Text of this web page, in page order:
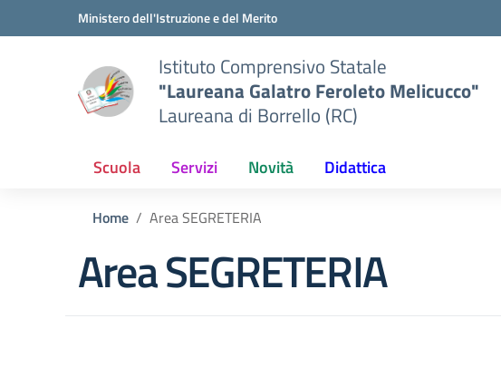
Vai ai contenuti
Vai al menu di navigazioneMinistero dell'Istruzione e del Merito
Istituto Comprensivo Statale
"Laureana Galatro Feroleto Melicucco"
Laureana di Borrello (RC)
Scuola Servizi Novità Didattica
Home Area SEGRETERIA
Area SEGRETERIA